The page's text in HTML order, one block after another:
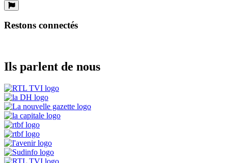
Restons connectés
Ils parlent de nous